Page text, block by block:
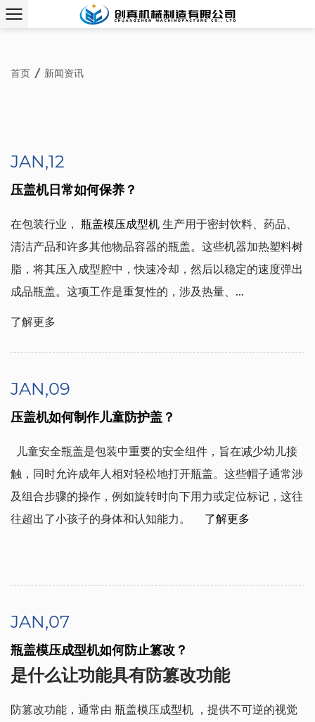
首页 / 新闻资讯
JAN,12
压盖机日常如何保养？
在包装行业， 瓶盖模压成型机 生产用于密封饮料、药品、
清洁产品和许多其他物品容器的瓶盖。这些机器加热塑料树
脂，将其压入成型腔中，快速冷却，然后以稳定的速度弹出
成品瓶盖。这项工作是重复性的，涉及热量、...
了解更多
JAN,09
压盖机如何制作儿童防护盖？
触，同时允许成年人相对轻松地打开瓶盖。这些帽子通常涉
及组合步骤的操作，例如旋转时向下用力或定位标记，这往
往超出了小孩子的身体和认知能力。
了解更多
JAN,07
瓶盖模压成型机如何防止篡改？
是什么让功能具有防篡改功能
防篡改功能，通常由 瓶盖模压成型机 ，提供不可逆的视觉